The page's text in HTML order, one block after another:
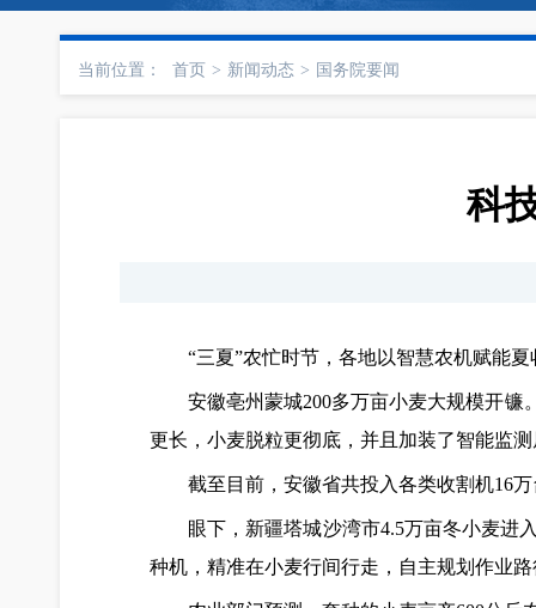
当前位置： 首页 > 新闻动态 > 国务院要闻
科
“三夏”农忙时节，各地以智慧农机赋能
安徽亳州蒙城200多万亩小麦大规模开镰
更长，小麦脱粒更彻底，并且加装了智能监
截至目前，安徽省共投入各类收割机16
眼下，新疆塔城沙湾市4.5万亩冬小麦进
种机，精准在小麦行间行走，自主规划作业